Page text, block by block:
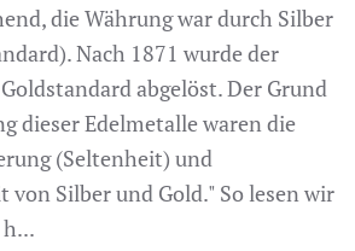
die Währung war durch Silber
Nach 1871 wurde der
abgelöst. Der Grund
dieser Edelmetalle waren die
(Seltenheit) und
von Silber und Gold." So lesen wir